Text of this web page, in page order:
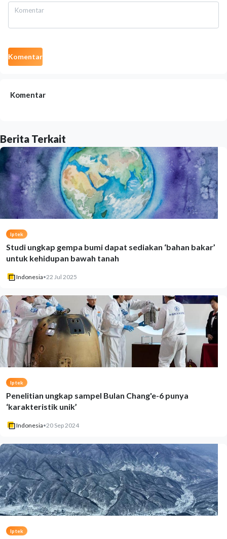
Komentar
Komentar
Berita Terkait
Iptek
Studi ungkap gempa bumi dapat sediakan ‘bahan bakar’
untuk kehidupan bawah tanah
Indonesia•22 Jul 2025
Iptek
Penelitian ungkap sampel Bulan Chang'e-6 punya
‘karakteristik unik’
Indonesia•20 Sep 2024
Iptek